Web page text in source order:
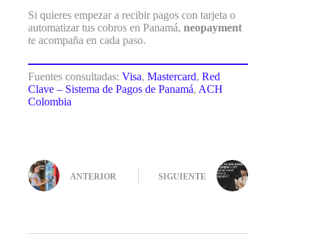
Si quieres empezar a recibir pagos con tarjeta o
automatizar tus cobros en Panamá, neopayment
te acompaña en cada paso.
Fuentes consultadas: Visa, Mastercard, Red
Clave – Sistema de Pagos de Panamá, ACH
Colombia
ANTERIOR SIGUIENTE